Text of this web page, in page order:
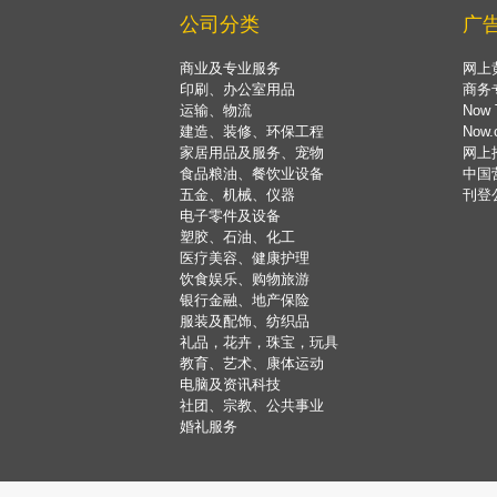
公司分类
商业及专业服务
印刷、办公室用品
运输、物流
建造、装修、环保工程
家居用品及服务、宠物
食品粮油、餐饮业设备
五金、机械、仪器
电子零件及设备
塑胶、石油、化工
医疗美容、健康护理
饮食娱乐、购物旅游
银行金融、地产保险
服装及配饰、纺织品
礼品，花卉，珠宝，玩具
教育、艺术、康体运动
电脑及资讯科技
社团、宗教、公共事业
婚礼服务
广
网上
商务
Now
网上
中国
刊登